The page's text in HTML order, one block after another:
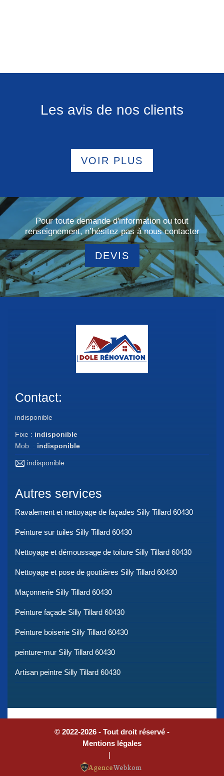
Les avis de nos clients
VOIR PLUS
Pour toute demande d'information ou tout
renseignement, n’hésitez pas à nous contacter
DEVIS
Contact:
indisponible
Fixe : indisponible
Mob. : indisponible
indisponible
Autres services
Ravalement et nettoyage de façades Silly Tillard 60430
Peinture sur tuiles Silly Tillard 60430
Nettoyage et démoussage de toiture Silly Tillard 60430
Nettoyage et pose de gouttières Silly Tillard 60430
Maçonnerie Silly Tillard 60430
Peinture façade Silly Tillard 60430
Peinture boiserie Silly Tillard 60430
peinture-mur Silly Tillard 60430
Artisan peintre Silly Tillard 60430
© 2022-2026 - Tout droit réservé -
Mentions légales
|